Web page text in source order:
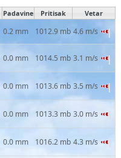
Padavine Pritisak Vetar
0.2 mm 1012.9 mb 4.6 m/s
0.0 mm 1014.5 mb 3.1 m/s
0.0 mm 1013.6 mb 3.5 m/s
0.0 mm 1013.3 mb 3.0 m/s
0.0 mm 1016.2 mb 4.3 m/s